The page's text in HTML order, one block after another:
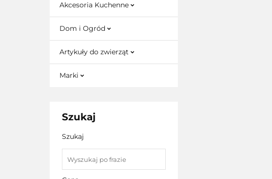
Akcesoria Kuchenne
Dom i Ogród
Artykuły do zwierząt
Marki
Szukaj
Szukaj